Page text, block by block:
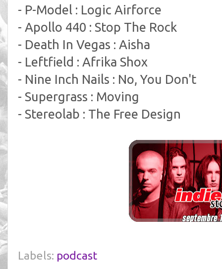
- P-Model : Logic Airforce
- Apollo 440 : Stop The Rock
- Death In Vegas : Aisha
- Leftfield : Afrika Shox
- Nine Inch Nails : No, You Don't
- Supergrass : Moving
- Stereolab : The Free Design
Labels: podcast